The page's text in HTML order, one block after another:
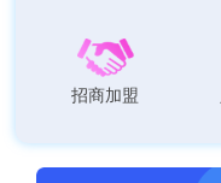
招商加盟